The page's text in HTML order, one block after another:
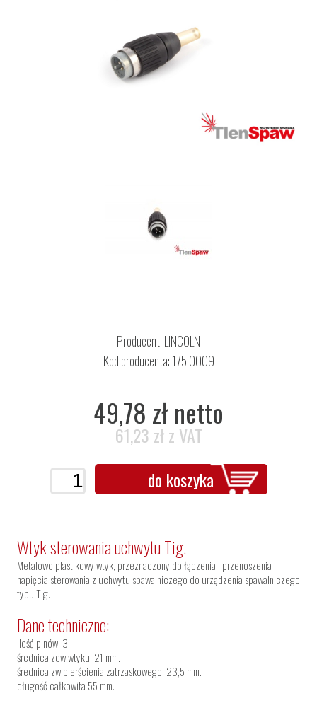
Producent:LINCOLN
Kod producenta: 175.0009
49,78 zł netto
61,23 zł z VAT
do koszyka
Wtyk sterowania uchwytu Tig.
Metalowo plastikowy wtyk, przeznaczony do łączenia i przenoszenia
napięcia sterowania z uchwytu spawalniczego do urządzenia spawalniczego
typu Tig.
Dane techniczne:
ilość pinów: 3
średnica zew.wtyku: 21 mm.
średnica zw.pierścienia zatrzaskowego: 23,5 mm.
długość całkowita 55 mm.